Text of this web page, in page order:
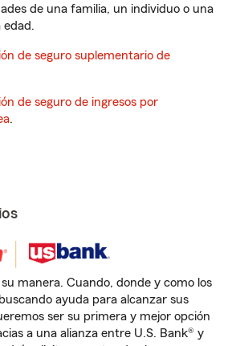
de una familia, un individuo o una
edad.
de seguro suplementario de
de seguro de ingresos por
.
manera. Cuando, donde y como los
ayuda para alcanzar sus
ser su primera y mejor opción
a una alianza entre U.S. Bank® y